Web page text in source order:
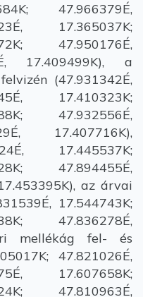
47.966379É,
17.365037K;
47.950176É,
17.409499K), a
(47.931342É,
17.410323K;
47.932556É,
17.407716K),
17.445537K;
47.894455É,
az árvai
17.544743K;
47.836278É,
mellékág fel- és
47.821026É,
17.607658K;
47.810963É,